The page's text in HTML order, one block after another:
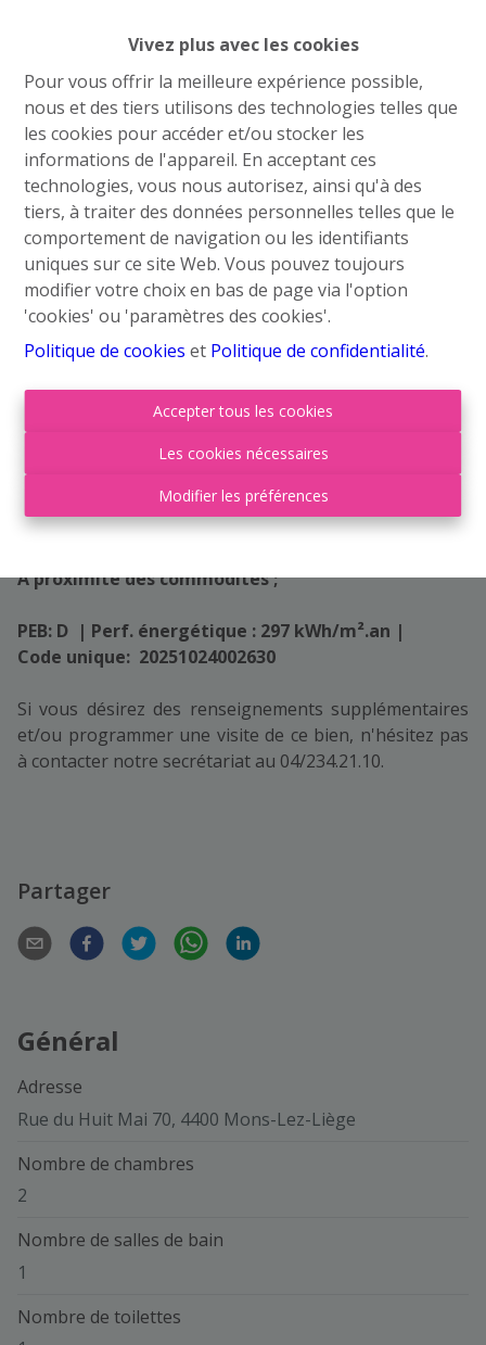
Vivez plus avec les cookies
Pour vous offrir la meilleure expérience possible,
nous et des tiers utilisons des technologies telles que
les cookies pour accéder et/ou stocker les
informations de l'appareil. En acceptant ces
technologies, vous nous autorisez, ainsi qu'à des
tiers, à traiter des données personnelles telles que le
comportement de navigation ou les identifiants
uniques sur ce site Web. Vous pouvez toujours
modifier votre choix en bas de page via l'option
'cookies' ou 'paramètres des cookies'.
Politique de cookies et Politique de confidentialité.
Accepter tous les cookies
Les cookies nécessaires
Modifier les préférences
commun, magasins, écoles).
Le bien se compose comme suit :
Au rez-de-chaussée: Un hall d’entrée menant
premièrement à un bureau ; une buanderie de 16m
une chambre ainsi qu’une deuxième pièce pouvant
servir de chambre/bureau ; un séjour de 21m² ; une
cuisine semi-équipée ; une salle de bain constituée
d’une baignoire ainsi qu’un WC ;
Extérieurs
: Un emplacement de parking extérieur
terrasse et un jardin de 200m²
Informations complémentaires :
Toiture pointue en tuiles ;
Chauffage central au gaz + pompe à chaleur (2023)
Châssis double vitrage (PVC) ;
A proximité des commodités ;
PEB: D | Perf. énergétique : 297 kWh/m².an |
Code unique: 20251024002630
Si vous désirez des renseignements supplémentaires
et/ou programmer une visite de ce bien, n'hésitez pas
à contacter notre secrétariat au 04/234.21.10.
Partager
Général
Adresse
Rue du Huit Mai 70, 4400 Mons-Lez-Liège
Nombre de chambres
2
Nombre de salles de bain
1
Nombre de toilettes